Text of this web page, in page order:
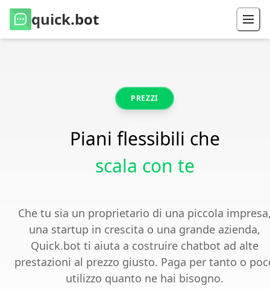
quick.bot
PREZZI
Piani flessibili che
scala con te
Che tu sia un proprietario di una piccola
una startup in crescita o una grande azienda,
Quick.bot ti aiuta a costruire chatbot ad alte
prestazioni al prezzo giusto. Paga per tanto o
utilizzo quanto ne hai bisogno.